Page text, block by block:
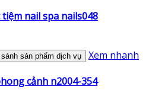
nail spa nails048
sản phẩm dịch vụ Xem nhanh
cảnh n2004-354